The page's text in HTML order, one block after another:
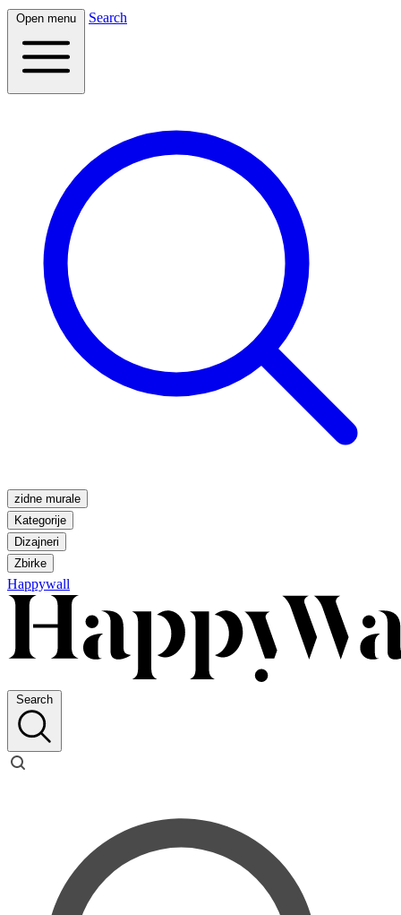
Open menu Search
zidne murale
Kategorije
Dizajneri
Zbirke
Happywall
Search